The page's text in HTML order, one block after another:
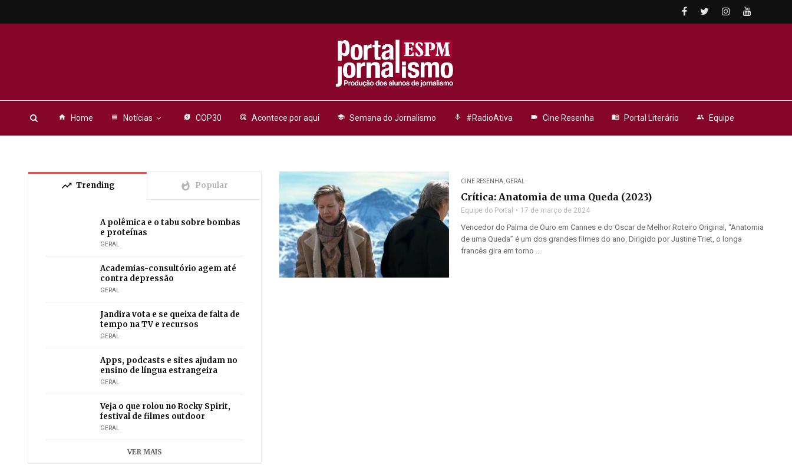
home Home view_headline Notícias energy_savings_leaf COP30 ads_click Acontece por aqui school Semana do Jornalismo mic #RadioAtiva videocam Cine Resenha menu_book Portal Literário people Equipe
CINE RESENHA, GERAL
Crítica: Anatomia de uma Queda (2023)
Equipe do Portal 17 de março de 2024
Vencedor do Palma de Ouro em Cannes e do Oscar de Melhor Roteiro Original, “Anatomia
de uma Queda” é um dos grandes filmes do ano. Dirigido por Justine Triet, o longa
francês gira em torno ...
trending_up Trending whatshot Popular
A polêmica e o tabu sobre bombas
e proteínas
GERAL
Academias-consultório agem até
contra depressão
GERAL
Jandira vota e se queixa de falta de
tempo na TV e recursos
GERAL
Apps, podcasts e sites ajudam no
ensino de língua estrangeira
GERAL
Veja o que rolou no Rocky Spirit,
festival de filmes outdoor
GERAL
VER MAIS